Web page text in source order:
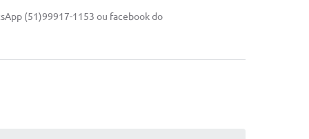
(51)99917-1153 ou facebook do